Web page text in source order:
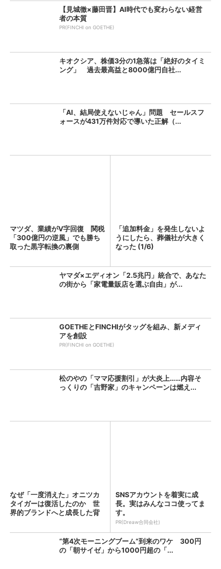
【見城徹×藤田晋】AI時代でも変わらない経営
者の本質
PR(FINCHI on GOETHE)
キオクシア、株価3分の1急落は「絶好のタイミ
ング」 過去最高益と8000億円自社...
「AI、結局使えないじゃん」問題 セールスフ
ォースが431万件対応で導いた正解（...
マツダ、業績がV字回復 関税
「300億円の逆風」でも勝ち
取った黒字転換の裏側
「追加料金」を発生しないよ
うにしたら、葬儀社が大きく
なった (1/6)
ヤマダ×エディオン「2.5兆円」統合で、あなた
の街から「家電量販店を選ぶ自由」が...
GOETHEとFINCHIがタッグを組み、新メディ
アを創設
PR(FINCHI on GOETHE)
松のやの「ママ応援割引」が大炎上……内容そ
っくりの「吉野家」のキャンペーンは燃え...
なぜ「一度消えた」オニツカ
タイガーは復活したのか 世
界的ブランドへと成長した背
SNSアカウントを着実に成
長。実はみんなココ使ってま
す。
PR(Dreaw合同会社)
“第4次モーニングブーム”到来のワケ 300円
の「朝サイゼ」から1000円超の「...